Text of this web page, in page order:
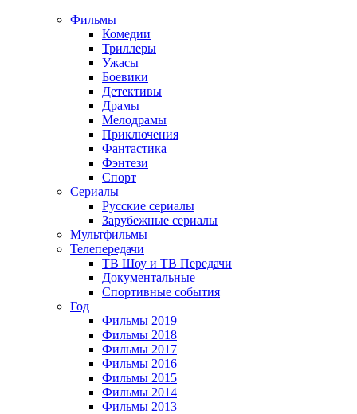
Фильмы
Комедии
Триллеры
Ужасы
Боевики
Детективы
Драмы
Мелодрамы
Приключения
Фантастика
Фэнтези
Спорт
Сериалы
Русские сериалы
Зарубежные сериалы
Мультфильмы
Телепередачи
ТВ Шоу и ТВ Передачи
Документальные
Спортивные события
Год
Фильмы 2019
Фильмы 2018
Фильмы 2017
Фильмы 2016
Фильмы 2015
Фильмы 2014
Фильмы 2013